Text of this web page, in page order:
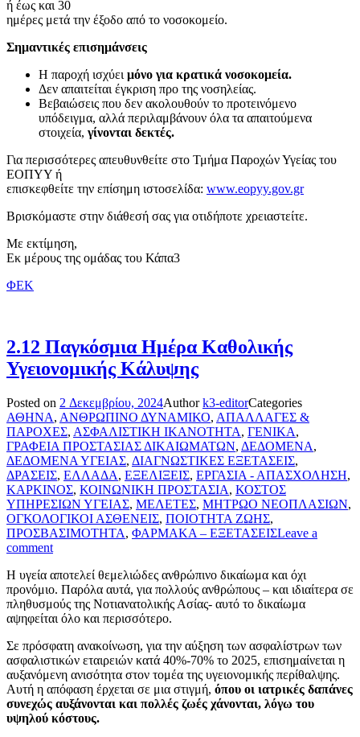
ή έως και 30
ημέρες μετά την έξοδο από το νοσοκομείο.
Σημαντικές επισημάνσεις
Η παροχή ισχύει μόνο για κρατικά νοσοκομεία.
Δεν απαιτείται έγκριση προ της νοσηλείας.
Βεβαιώσεις που δεν ακολουθούν το προτεινόμενο
υπόδειγμα, αλλά περιλαμβάνουν όλα τα απαιτούμενα
στοιχεία, γίνονται δεκτές.
Για περισσότερες απευθυνθείτε στο Τμήμα Παροχών Υγείας του
ΕΟΠΥΥ ή
επισκεφθείτε την επίσημη ιστοσελίδα: www.eopyy.gov.gr
Βρισκόμαστε στην διάθεσή σας για οτιδήποτε χρειαστείτε.
Με εκτίμηση,
Εκ μέρους της ομάδας του Κάπα3
ΦΕΚ
2.12 Παγκόσμια Ημέρα Καθολικής
Υγειονομικής Κάλυψης
Posted on 2 Δεκεμβρίου, 2024Authork3-editorCategories
ΑΘΗΝΑ, ΑΝΘΡΩΠΙΝΟ ΔΥΝΑΜΙΚΟ, ΑΠΑΛΛΑΓΕΣ &
ΠΑΡΟΧΕΣ, ΑΣΦΑΛΙΣΤΙΚΗ ΙΚΑΝΟΤΗΤΑ, ΓΕΝΙΚΑ,
ΓΡΑΦΕΙΑ ΠΡΟΣΤΑΣΙΑΣ ΔΙΚΑΙΩΜΑΤΩΝ, ΔΕΔΟΜΕΝΑ,
ΔΕΔΟΜΕΝΑ ΥΓΕΙΑΣ, ΔΙΑΓΝΩΣΤΙΚΕΣ ΕΞΕΤΑΣΕΙΣ,
ΔΡΑΣΕΙΣ, ΕΛΛΑΔΑ, ΕΞΕΛΙΞΕΙΣ, ΕΡΓΑΣΙΑ - ΑΠΑΣΧΟΛΗΣΗ,
ΚΑΡΚΙΝΟΣ, ΚΟΙΝΩΝΙΚΗ ΠΡΟΣΤΑΣΙΑ, ΚΟΣΤΟΣ
ΥΠΗΡΕΣΙΩΝ ΥΓΕΙΑΣ, ΜΕΛΕΤΕΣ, ΜΗΤΡΩΟ ΝΕΟΠΛΑΣΙΩΝ,
ΟΓΚΟΛΟΓΙΚΟΙ ΑΣΘΕΝΕΙΣ, ΠΟΙΟΤΗΤΑ ΖΩΗΣ,
ΠΡΟΣΒΑΣΙΜΟΤΗΤΑ, ΦΑΡΜΑΚΑ – ΕΞΕΤΑΣΕΙΣLeave a
comment
Η υγεία αποτελεί θεμελιώδες ανθρώπινο δικαίωμα και όχι
προνόμιο. Παρόλα αυτά, για πολλούς ανθρώπους – και ιδιαίτερα σε
πληθυσμούς της Νοτιανατολικής Ασίας- αυτό το δικαίωμα
αψηφείται όλο και περισσότερο.
Σε πρόσφατη ανακοίνωση, για την αύξηση των ασφαλίστρων των
ασφαλιστικών εταιρειών κατά 40%-70% το 2025, επισημαίνεται η
αυξανόμενη ανισότητα στον τομέα της υγειονομικής περίθαλψης.
Αυτή η απόφαση έρχεται σε μια στιγμή, όπου οι ιατρικές δαπάνες
συνεχώς αυξάνονται και πολλές ζωές χάνονται, λόγω του
υψηλού κόστους.